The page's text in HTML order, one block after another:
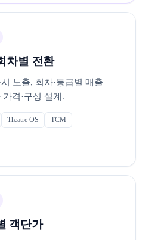
차별 전환
노출, 회차·등급별 매출
격·구성 설계.
Theatre OS TCM
객단가